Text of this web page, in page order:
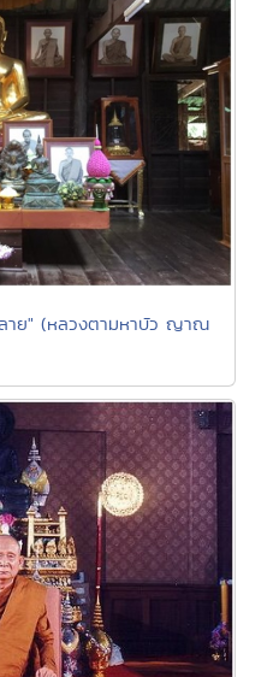
าย" (หลวงตามหาบัว ญาณ